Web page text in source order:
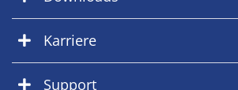
Karriere
Support